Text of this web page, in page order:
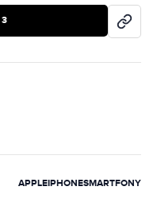
3
APPLEIPHONESMARTFONY